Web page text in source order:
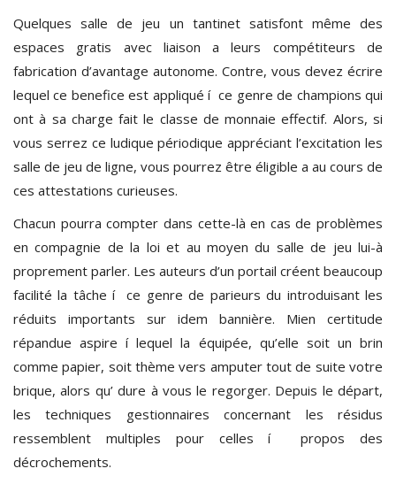
Quelques salle de jeu un tantinet satisfont même des
espaces gratis avec liaison a leurs compétiteurs de
fabrication d’avantage autonome. Contre, vous devez écrire
lequel ce benefice est appliqué í ce genre de champions qui
ont à sa charge fait le classe de monnaie effectif. Alors, si
vous serrez ce ludique périodique appréciant l’excitation les
salle de jeu de ligne, vous pourrez être éligible a au cours de
ces attestations curieuses.
Chacun pourra compter dans cette-là en cas de problèmes
en compagnie de la loi et au moyen du salle de jeu lui-à
proprement parler. Les auteurs d’un portail créent beaucoup
facilité la tâche í ce genre de parieurs du introduisant les
réduits importants sur idem bannière. Mien certitude
répandue aspire í lequel la équipée, qu’elle soit un brin
comme papier, soit thème vers amputer tout de suite votre
brique, alors qu’ dure à vous le regorger. Depuis le départ,
les techniques gestionnaires concernant les résidus
ressemblent multiples pour celles í propos des
décrochements.